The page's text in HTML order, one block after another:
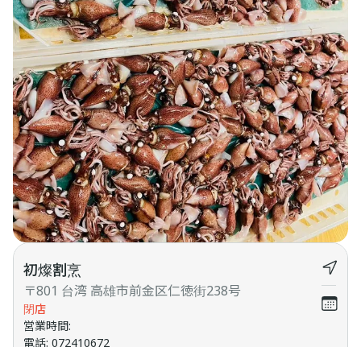
初燦割烹
〒801 台湾 高雄市前金区仁徳街238号
閉店
営業時間:
電話: 072410672